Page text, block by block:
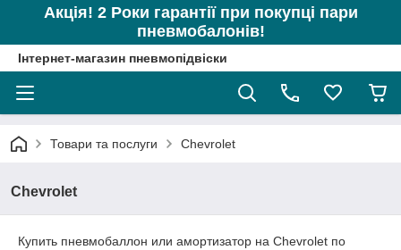
Акція! 2 Роки гарантії при покупці пари
пневмобалонів!
Інтернет-магазин пневмопідвіски
Товари та послуги Chevrolet
Chevrolet
Купить пневмобаллон или амортизатор на Chevrolet по